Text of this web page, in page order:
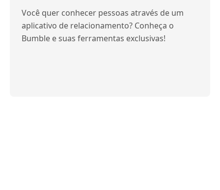
Você quer conhecer pessoas através de um
aplicativo de relacionamento? Conheça o
Bumble e suas ferramentas exclusivas!